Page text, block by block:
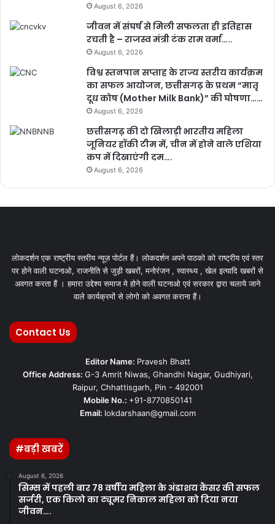
August 6, 2026
जीवन में संघर्ष से मिली सफलता ही इतिहास
रचती है – राजस्व मंत्री टंक राम वर्मा…..
August 6, 2026
विश्व स्तनपान सप्ताह के राज्य स्तरीय कार्यक्रम
का सफल आयोजन, छत्तीसगढ़ के प्रथम “मातृ
दूध कोष (Mother Milk Bank)” की घोषणा……
August 6, 2026
छत्तीसगढ़ की दो खिलाड़ी भारतीय महिला
जूनियर हॉकी टीम में, चीन में होने वाले एशिया
कप में दिखाएंगी दम….
August 6, 2026
लोकदर्शन एक राष्ट्रीय स्तरीय न्यूज़ पोर्टल हैं। लोकदर्शन अपने पाठको को राष्ट्रीय एवं स्तर
पर होने वाली घटनाओ, राजनीति से जुड़ी खबरों, मनोरंजन , स्वास्थ्य , खेल इत्यादि खबरों से
अवगत करता हैं । हमारा उद्देश्य समाज मे होने वाली घटनाओ एवं सरकार द्वारा चलाये जाने
वाले कार्यक्रमों से लोगो को अवगत कराना हैं।
Contact Us
Editor Name: Pravesh Bhatt
Office Address: G-3 Amrit Niwas, Ghandhi Nagar, Gudhiyari,
Raipur, Chhattisgarh, Pin - 492001
Mobile No.: +91-8770850141
Email: lokdarshaan@gmail.com
#बड़ी खबरें
August 6, 2026
सिम्स में पहली बार 78 वर्षीय महिला के अंडाशय कैंसर की सफल
सर्जरी, एक किलो का ट्यूमर निकाल महिला को दिया नया
जीवन….